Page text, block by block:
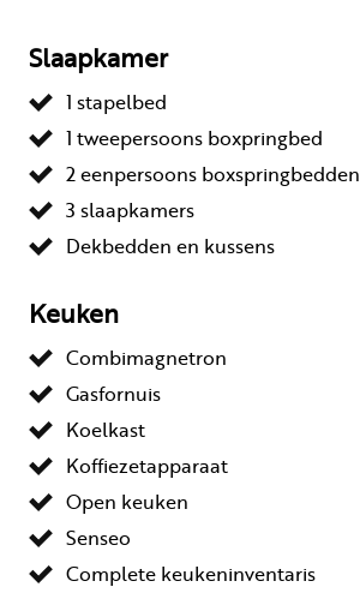
Slaapkamer
1 stapelbed
1 tweepersoons boxpringbed
2 eenpersoons boxspringbedden
3 slaapkamers
Dekbedden en kussens
Keuken
Combimagnetron
Gasfornuis
Koelkast
Koffiezetapparaat
Open keuken
Senseo
Complete keukeninventaris